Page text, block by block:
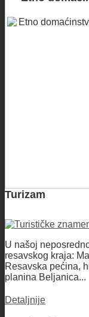
Turizam
U našoj
resavskog kraja:
Resavska pećina,
planina Beljanica...
Detaljnije